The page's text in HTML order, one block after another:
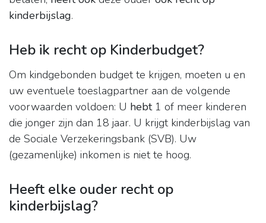
kinderbijslag.
Heb ik recht op Kinderbudget?
Om kindgebonden budget te krijgen, moeten u en
uw eventuele toeslagpartner aan de volgende
voorwaarden voldoen: U hebt1 of meer kinderen
die jonger zijn dan 18 jaar. U krijgt kinderbijslag van
de Sociale Verzekeringsbank (SVB). Uw
(gezamenlijke) inkomen is niet te hoog.
Heeft elke ouder recht op
kinderbijslag?